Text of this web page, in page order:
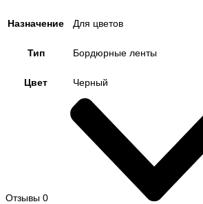
Назначение Для цветов
Тип Бордюрные ленты
Цвет Черный
Отзывы 0